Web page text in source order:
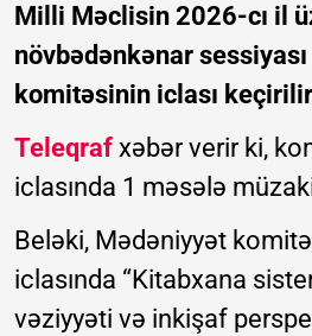
Milli Məclisin 2026-cı il
növbədənkənar
komitəsinin iclası
Teleqraf xəbər verir ki,
iclasında 1 məsələ
Beləki, Mədəniyyət
iclasında “Kitabxana
vəziyyəti və inkişaf